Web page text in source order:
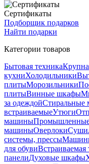
Сертификаты
Подборщик подарков
Найти подарки
Категории товаров
Бытовая техника
кухниХолодильники
плитыМорозильники
плитыВинные шкафы
за одеждой
встраиваемыеУтюги
машины
машиныОверлоки
системы, прессы
для обувиВстраиваемая
панелиДуховые шкафы